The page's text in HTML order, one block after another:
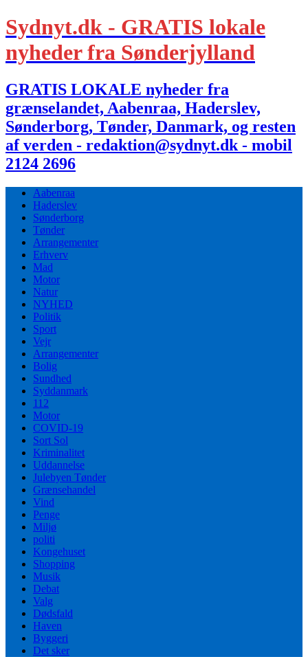
Sydnyt.dk - GRATIS lokale
nyheder fra Sønderjylland
GRATIS LOKALE nyheder fra
grænselandet, Aabenraa, Haderslev,
Sønderborg, Tønder, Danmark, og resten
af verden - redaktion@sydnyt.dk - mobil
2124 2696
Aabenraa
Haderslev
Sønderborg
Tønder
Arrangementer
Erhverv
Mad
Motor
Natur
NYHED
Politik
Sport
Vejr
Arrangementer
Bolig
Sundhed
Syddanmark
112
Motor
COVID-19
Sort Sol
Kriminalitet
Uddannelse
Julebyen Tønder
Grænsehandel
Vind
Penge
Miljø
politi
Kongehuset
Shopping
Musik
Debat
Valg
Dødsfald
Haven
Byggeri
Det sker